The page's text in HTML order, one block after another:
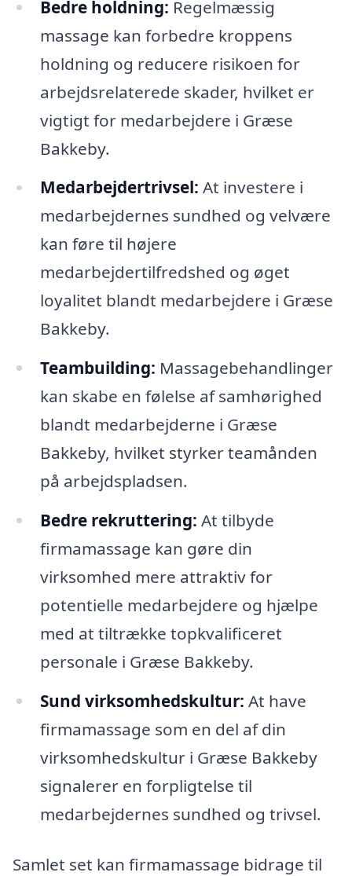
Bedre holdning: Regelmæssig
massage kan forbedre kroppens
holdning og reducere risikoen for
arbejdsrelaterede skader, hvilket er
vigtigt for medarbejdere i Græse
Bakkeby.
Medarbejdertrivsel: At investere i
medarbejdernes sundhed og velvære
kan føre til højere
medarbejdertilfredshed og øget
loyalitet blandt medarbejdere i Græse
Bakkeby.
Teambuilding: Massagebehandlinger
kan skabe en følelse af samhørighed
blandt medarbejderne i Græse
Bakkeby, hvilket styrker teamånden
på arbejdspladsen.
Bedre rekruttering: At tilbyde
firmamassage kan gøre din
virksomhed mere attraktiv for
potentielle medarbejdere og hjælpe
med at tiltrække topkvalificeret
personale i Græse Bakkeby.
Sund virksomhedskultur: At have
firmamassage som en del af din
virksomhedskultur i Græse Bakkeby
signalerer en forpligtelse til
medarbejdernes sundhed og trivsel.
Samlet set kan firmamassage bidrage til